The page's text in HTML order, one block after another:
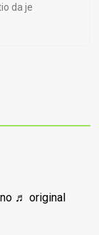
da je
♬ original